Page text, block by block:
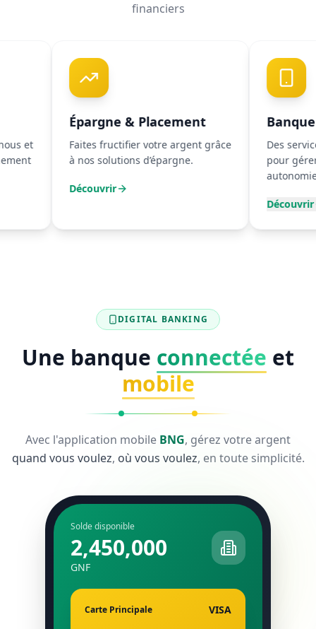
financiers
Épargne & Placement
Faites fructifier votre argent grâce
à nos solutions d’épargne.
Découvrir
Banque
Des services
pour gérer vos
autonomie.
Découvrir
DIGITAL BANKING
Une banque connectée et
mobile
Avec l'application mobile BNG, gérez votre argent
quand vous voulez, où vous voulez, en toute simplicité.
Solde disponible
2,450,000
GNF
Carte Principale
VISA